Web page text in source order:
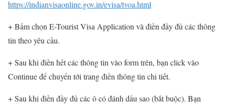
https://indianvisaonline.gov.in/evisa/tvoa.html
+ Bấm chọn E-Tourist Visa Application và điền đầy đủ các thông
tin theo yêu cầu.
+ Sau khi điền hết các thông tin vào form trên, bạn click vào
Continue để chuyển tới trang điền thông tin chi tiết.
+ Sau khi điền đầy đủ các ô có đánh dấu sao (bắt buộc). Bạn